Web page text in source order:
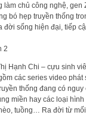
làm chủ công nghệ,
bó hẹp truyền thống
đời sống hiện đại, tiếp
Hạnh Chi – cựu sinh
các series video
thống đang có
miền hay các loại
tuồng… Ra đời từ